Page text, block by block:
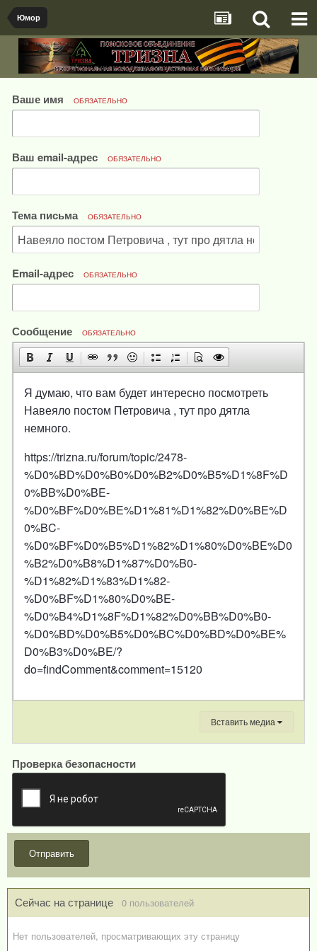
Юмор
Ваше имя ОБЯЗАТЕЛЬНО
Ваш email-адрес ОБЯЗАТЕЛЬНО
Тема письма ОБЯЗАТЕЛЬНО
Email-адрес ОБЯЗАТЕЛЬНО
Сообщение ОБЯЗАТЕЛЬНО
Я думаю, что вам будет интересно посмотреть
Навеяло постом Петровича , тут про дятла
немного.
https://trizna.ru/forum/topic/2478-
%D0%BD%D0%B0%D0%B2%D0%B5%D1%8F%D
0%BB%D0%BE-
%D0%BF%D0%BE%D1%81%D1%82%D0%BE%D
0%BC-
%D0%BF%D0%B5%D1%82%D1%80%D0%BE%D0
%B2%D0%B8%D1%87%D0%B0-
%D1%82%D1%83%D1%82-
%D0%BF%D1%80%D0%BE-
%D0%B4%D1%8F%D1%82%D0%BB%D0%B0-
%D0%BD%D0%B5%D0%BC%D0%BD%D0%BE%
D0%B3%D0%BE/?
do=findComment&comment=15120
Вставить медиа
Проверка безопасности
Отправить
Сейчас на странице 0 пользователей
Нет пользователей, просматривающих эту страницу